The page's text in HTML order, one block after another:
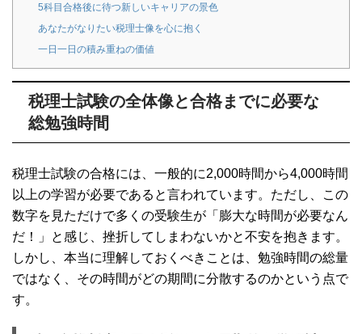
5科目合格後に待つ新しいキャリアの景色
あなたがなりたい税理士像を心に抱く
一日一日の積み重ねの価値
税理士試験の全体像と合格までに必要な
総勉強時間
税理士試験の合格には、一般的に2,000時間から4,000時間
以上の学習が必要であると言われています。ただし、この
数字を見ただけで多くの受験生が「膨大な時間が必要なん
だ！」と感じ、挫折してしまわないかと不安を抱きます。
しかし、本当に理解しておくべきことは、勉強時間の総量
ではなく、その時間がどの期間に分散するのかという点で
す。